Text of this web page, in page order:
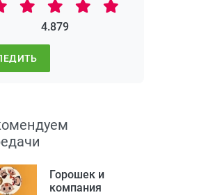
4.879
Горошек и
компания